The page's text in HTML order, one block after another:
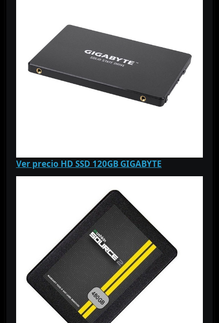
Ver precio HD SSD 120GB GIGABYTE